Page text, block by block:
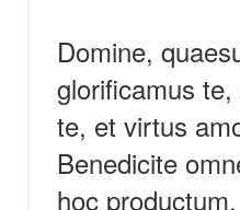
Domine,
glorificamus
te, et virtus
Benedicite
hoc